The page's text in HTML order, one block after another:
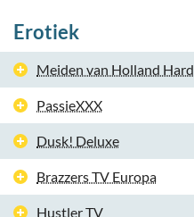
Erotiek
Meiden van Holland Hard
PassieXXX
Dusk! Deluxe
Brazzers TV Europa
Hustler TV